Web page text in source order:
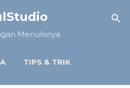
ke konten utama
Menulisnya
TIPS & TRIK
ARTIKEL